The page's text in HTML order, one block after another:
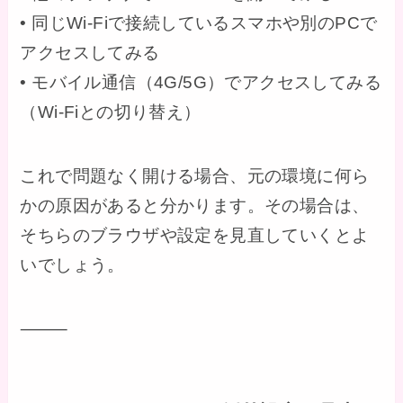
• 同じWi-Fiで接続しているスマホや別のPCで
アクセスしてみる
• モバイル通信（4G/5G）でアクセスしてみる
（Wi-Fiとの切り替え）
これで問題なく開ける場合、元の環境に何ら
かの原因があると分かります。その場合は、
そちらのブラウザや設定を見直していくとよ
いでしょう。
⸻